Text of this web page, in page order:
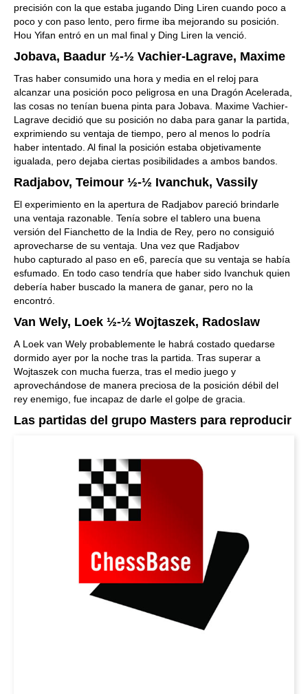
precisión con la que estaba jugando Ding Liren cuando poco a
poco y con paso lento, pero firme iba mejorando su posición.
Hou Yifan entró en un mal final y Ding Liren la venció.
Jobava, Baadur ½-½ Vachier-Lagrave, Maxime
Tras haber consumido una hora y media en el reloj para
alcanzar una posición poco peligrosa en una Dragón Acelerada,
las cosas no tenían buena pinta para Jobava. Maxime Vachier-
Lagrave decidió que su posición no daba para ganar la partida,
exprimiendo su ventaja de tiempo, pero al menos lo podría
haber intentado. Al final la posición estaba objetivamente
igualada, pero dejaba ciertas posibilidades a ambos bandos.
Radjabov, Teimour ½-½ Ivanchuk, Vassily
El experimiento en la apertura de Radjabov pareció brindarle
una ventaja razonable. Tenía sobre el tablero una buena
versión del Fianchetto de la India de Rey, pero no consiguió
aprovecharse de su ventaja. Una vez que Radjabov
hubo capturado al paso en e6, parecía que su ventaja se había
esfumado. En todo caso tendría que haber sido Ivanchuk quien
debería haber buscado la manera de ganar, pero no la
encontró.
Van Wely, Loek ½-½ Wojtaszek, Radoslaw
A Loek van Wely probablemente le habrá costado quedarse
dormido ayer por la noche tras la partida. Tras superar a
Wojtaszek con mucha fuerza, tras el medio juego y
aprovechándose de manera preciosa de la posición débil del
rey enemigo, fue incapaz de darle el golpe de gracia.
Las partidas del grupo Masters para reproducir